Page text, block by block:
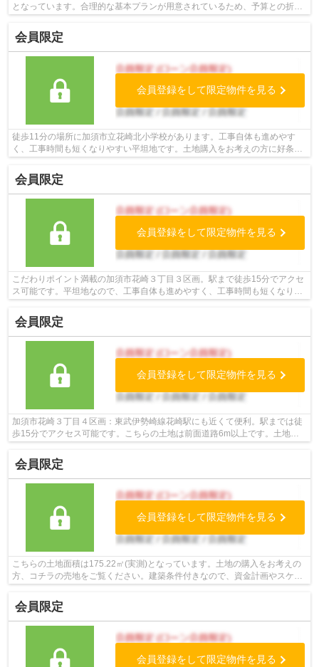
となっています。合理的な基本プランが用意されているため、予算との折り
会員限定
会員登録をして限定物件を見る
徒歩11分の場所に加須市立花崎北小学校があります。工事自体も進めやす
く、工事時間も短くなりやすい平坦地です。土地購入をお考えの方に好条件
会員限定
会員登録をして限定物件を見る
こだわりポイント満載の加須市花崎３丁目３区画。駅まで徒歩15分でアクセ
ス可能です。平坦地なので、工事自体も進めやすく、工事時間も短くなりや
会員限定
会員登録をして限定物件を見る
加須市花崎３丁目４区画：東武伊勢崎線花崎駅にも近くて便利。駅までは徒
歩15分でアクセス可能です。こちらの土地は前面道路6m以上です。土地面
積は160.09㎡(実測)です。お客様の不動...
会員限定
会員登録をして限定物件を見る
こちらの土地面積は175.22㎡(実測)となっています。土地の購入をお考えの
方、コチラの売地をご覧ください。建築条件付きなので、資金計画やスケジ
ュールが立てやすく、相場より安いと...
会員限定
会員登録をして限定物件を見る